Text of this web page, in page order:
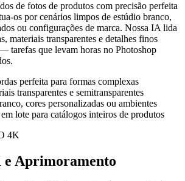
de fotos de produtos com precisão perfeita
os por cenários limpos de estúdio branco,
ou configurações de marca. Nossa IA lida
materiais transparentes e detalhes finos
tarefas que levam horas no Photoshop
perfeita para formas complexas
transparentes e semitransparentes
cores personalizadas ou ambientes
lote para catálogos inteiros de produtos
4K
e Aprimoramento